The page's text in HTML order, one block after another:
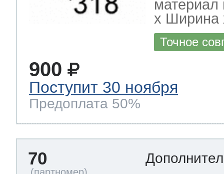
х Ширина
Точное
900
Поступит 30 ноября
Предоплата 50%
70